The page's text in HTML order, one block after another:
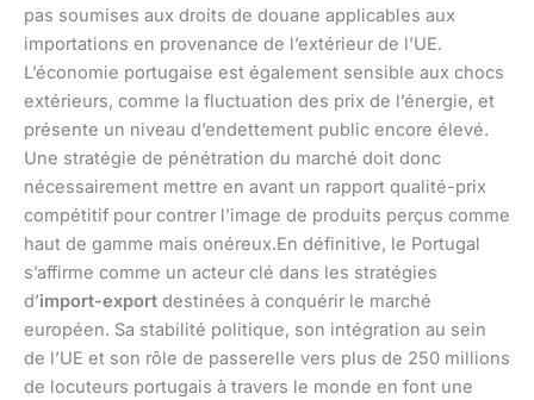
pas soumises aux droits de douane applicables aux
importations en provenance de l’extérieur de l’UE.
L’économie portugaise est également sensible aux chocs
extérieurs, comme la fluctuation des prix de l’énergie, et
présente un niveau d’endettement public encore élevé.
Une stratégie de pénétration du marché doit donc
nécessairement mettre en avant un rapport qualité-prix
compétitif pour contrer l’image de produits perçus comme
haut de gamme mais onéreux.En définitive, le Portugal
s’affirme comme un acteur clé dans les stratégies
d’import-export destinées à conquérir le marché
européen. Sa stabilité politique, son intégration au sein
de l’UE et son rôle de passerelle vers plus de 250 millions
de locuteurs portugais à travers le monde en font une